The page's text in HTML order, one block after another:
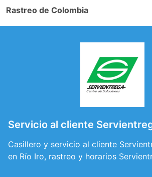
Rastreo de Colombia
Servicio al cliente
Casillero y servicio al cliente
en Río Iro, rastreo y horarios